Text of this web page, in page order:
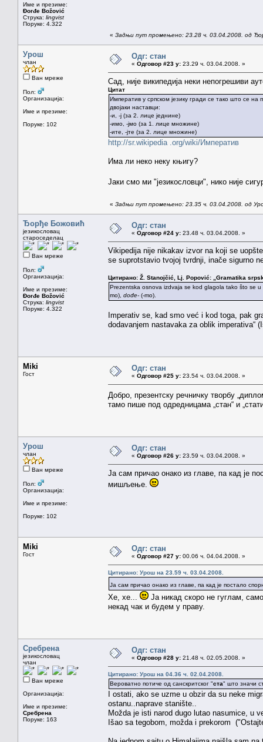
Име и презиме:
Đorđe Božović
Струка: lingvist
Поруке: 4.322
« Задњи пут промењено: 23.28 ч. 03.04.2008. од
Урош
члан
Ван мреже
Пол:
Организација:
Име и презиме:
Поруке: 102
Одг: стан
« Одговор #23 у: 23.29 ч. 03.04.2008. »
Сад, није википедија неки непогрешиви
Цитат
Императив у српском језику гради се тако што се на
двојаки наставци:
-и, -ј (за 2. лице једнине)
-имо, -јмо (за 1. лице множине)
-ите, -јте (за 2. лице множине)
http://sr.wikipedia .org/wiki/Императив
Има ли неко неку књигу?
Јаки смо ми "језикословци", нико није
« Задњи пут промењено: 23.35 ч. 03.04.2008. од
Ђорђе Божовић
језикословац
староседелац
Ван мреже
Пол:
Организација:
Име и презиме:
Đorđe Božović
Струка: lingvist
Поруке: 4.322
Одг: стан
« Одговор #24 у: 23.48 ч. 03.04.2008. »
Vikipedija nije nikakav izvor na koji se
se suprotstavio tvojoj tvrdnji, inače sigurno
Цитирано: Ž. Stanojčić, Lj. Popović: „Gramatika
Prezentska osnova izdvaja se kod glagola tako što se
mo), dođe- (-mo).
Imperativ se, kad smo već i kod toga, pak
dodavanjem nastavaka za oblik imperativa“
Miki
Гост
Одг: стан
« Одговор #25 у: 23.54 ч. 03.04.2008. »
Добро, презентску речничку творбу
тамо пише под одредницама „стан“ и
Урош
члан
Ван мреже
Пол:
Организација:
Име и презиме:
Поруке: 102
Одг: стан
« Одговор #26 у: 23.59 ч. 03.04.2008. »
Ja сам причао онако из главе, па кад је
мишљење.
Miki
Гост
Одг: стан
« Одговор #27 у: 00.06 ч. 04.04.2008. »
Цитирано: Урош на 23.59 ч. 03.04.2008.
Ja сам причао онако из главе, па кад је постало
Хе, хе...
Ја никад скоро не гуглам,
некад чак и будем у праву.
Сребрена
језикословац
члан
Ван мреже
Организација:
Име и презиме:
Сребрена
Поруке: 163
Одг: стан
« Одговор #28 у: 21.48 ч. 02.05.2008. »
Цитирано: Урош на 04.36 ч. 02.04.2008.
Вероватно потиче од санскритског "ста" што значи
I ostati, ako se uzme u obzir da su neke
ostanu..naprave stanište..
Možda je isti narod dugo lutao nasumice, u
Išao sa tegobom, možda i prekorom